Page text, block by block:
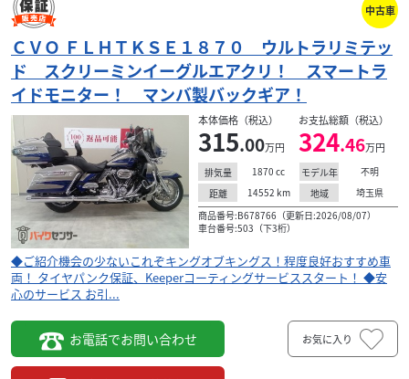
検索条件でおすすめの車両
ハーレーダビッドソン 株式会社チュッチュマンベイビーK
中古車
ＣＶＯ ＦＬＨＴＫＳＥ１８７０ ウルトラリミテッ
ド スクリーミンイーグルエアクリ！ スマートラ
イドモニター！ マンバ製バックギア！
本体価格（税込）
315.00万円
お支払総額（税込）
324.46万円
排気量 1870 cc モデル年
不明
距離
14552 km 地域
埼玉県
商品番号:B678766（更新日:2026/08/07）
車台番号:503（下3桁）
◆ご紹介機会の少ないこれぞキングオブキングス！程度良好おすすめ車
両！ タイヤパンク保証、Keeperコーティングサービススタート！ ◆安
心のサービス お引...
お電話でお問い合わせ お気に入り